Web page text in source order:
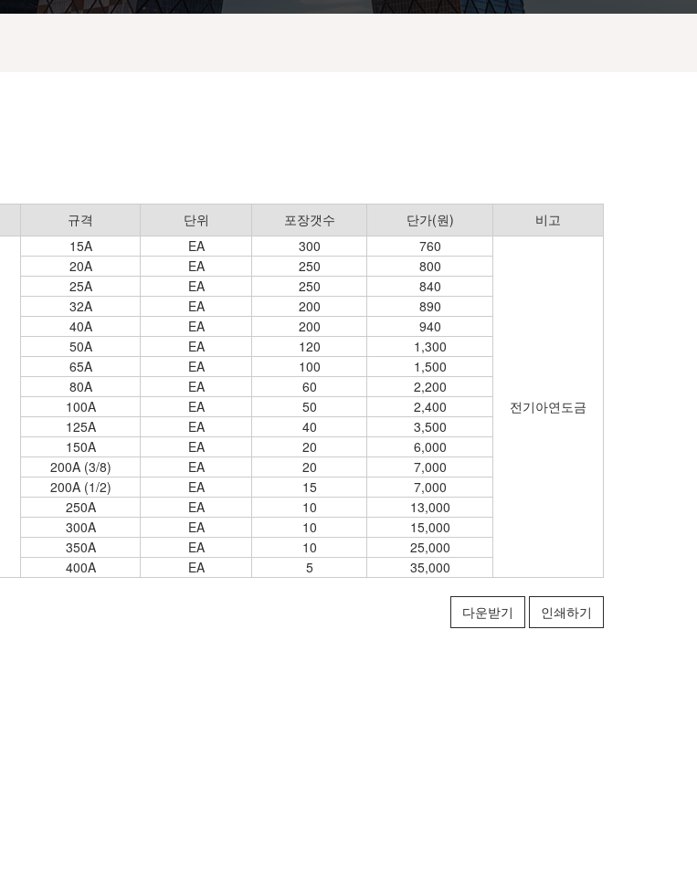
규격 단위 포장갯수 단가(원) 비고
15A EA 300 760
전기아연도금
20A EA 250
800
25A
EA 250
840
32A
EA 200
890
40A
EA 200
940
50A
EA 120
1,300
65A
EA 100
1,500
80A
EA 60
2,200
100A
EA 50
2,400
125A
EA 40
3,500
150A
EA 20
6,000
200A (3/8)
EA 20
7,000
200A (1/2)
EA 15
7,000
250A
EA 10
13,000
300A
EA 10
15,000
350A
EA 10
25,000
400A
EA 5 35,000
다운받기 인쇄하기